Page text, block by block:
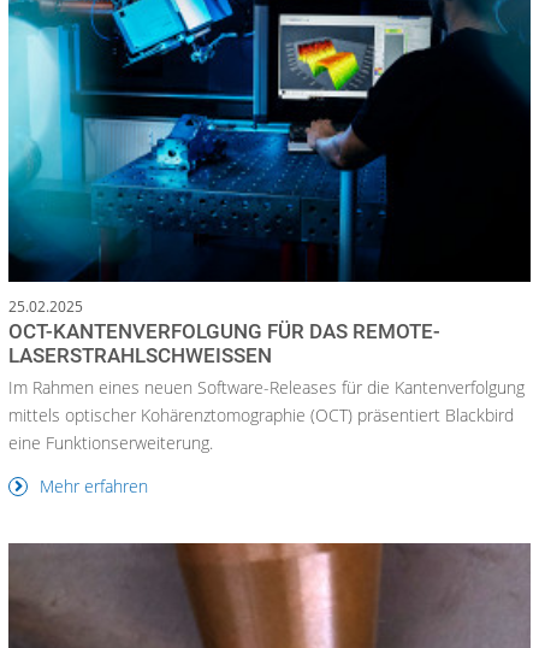
25.02.2025
OCT-KANTENVERFOLGUNG FÜR DAS REMOTE-
LASERSTRAHLSCHWEISSEN
Im Rahmen eines neuen Software-Releases für die Kantenverfolgung
mittels optischer Kohärenztomographie (OCT) präsentiert Blackbird
eine Funktionserweiterung.
Mehr erfahren